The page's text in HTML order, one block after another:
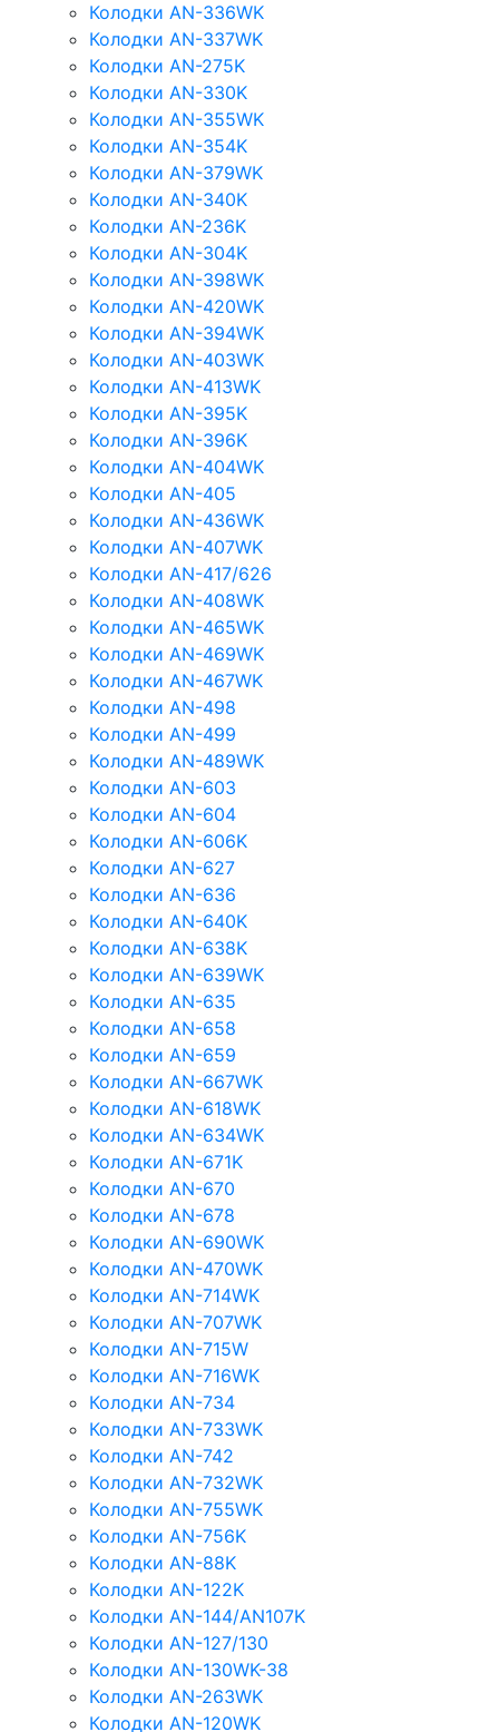
Колодки AN-336WK
Колодки AN-337WK
Колодки AN-275K
Колодки AN-330K
Колодки AN-355WK
Колодки AN-354K
Колодки AN-379WK
Колодки AN-340K
Колодки AN-236K
Колодки AN-304K
Колодки AN-398WK
Колодки AN-420WK
Колодки AN-394WK
Колодки AN-403WK
Колодки AN-413WK
Колодки AN-395K
Колодки AN-396K
Колодки AN-404WK
Колодки AN-405
Колодки AN-436WK
Колодки AN-407WK
Колодки AN-417/626
Колодки AN-408WK
Колодки AN-465WK
Колодки AN-469WK
Колодки AN-467WK
Колодки AN-498
Колодки AN-499
Колодки AN-489WK
Колодки AN-603
Колодки AN-604
Колодки AN-606K
Колодки AN-627
Колодки AN-636
Колодки AN-640K
Колодки AN-638K
Колодки AN-639WK
Колодки AN-635
Колодки AN-658
Колодки AN-659
Колодки AN-667WK
Колодки AN-618WK
Колодки AN-634WK
Колодки AN-671K
Колодки AN-670
Колодки AN-678
Колодки AN-690WK
Колодки AN-470WK
Колодки AN-714WK
Колодки AN-707WK
Колодки AN-715W
Колодки AN-716WK
Колодки AN-734
Колодки AN-733WK
Колодки AN-742
Колодки AN-732WK
Колодки AN-755WK
Колодки AN-756K
Колодки AN-88K
Колодки AN-122K
Колодки AN-144/AN107K
Колодки AN-127/130
Колодки AN-130WK-38
Колодки AN-263WK
Колодки AN-120WK